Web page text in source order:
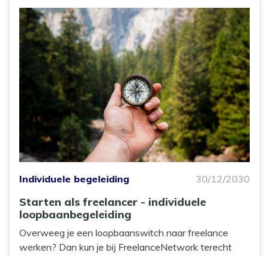
Individuele begeleiding 30/12/2030
Starten als freelancer - individuele
loopbaanbegeleiding
Overweeg je een loopbaanswitch naar freelance
werken? Dan kun je bij FreelanceNetwork terecht